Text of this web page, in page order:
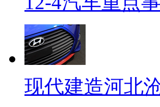
现代建造河北